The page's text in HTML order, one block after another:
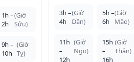
1h –
2h
(Giờ
Sửu)
9h –
10h
(Giờ
Tỵ)
3h –
4h
(Giờ
Dần)
5h –
6h
(Giờ
Mão)
11h
–
12h
(Giờ
Ngọ)
15h
–
16h
(Giờ
Thân)